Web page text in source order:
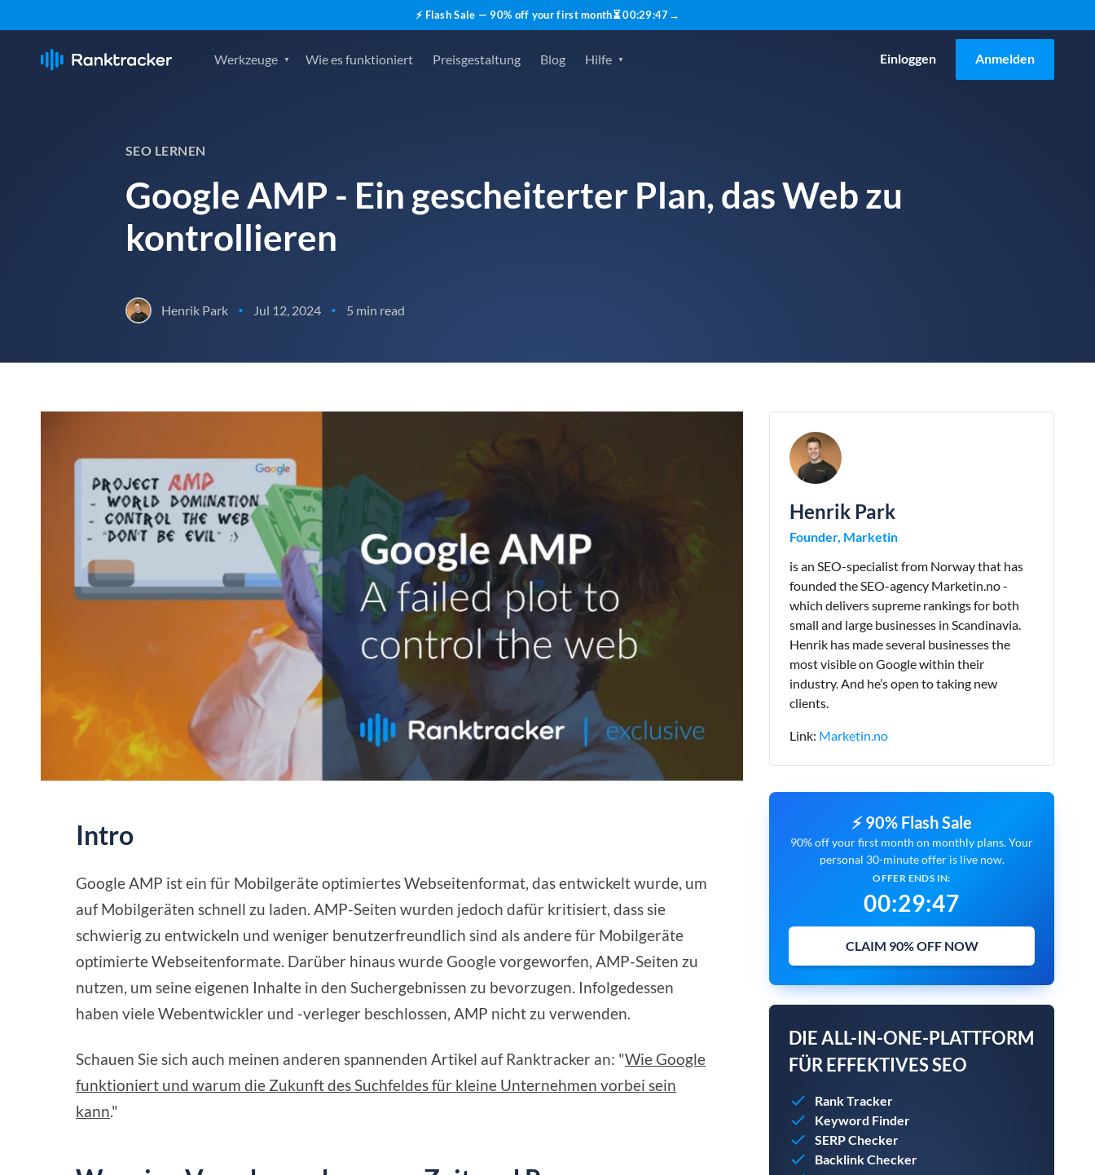
⚡ Flash Sale — 90% off your first month⏳00:29:46→
Werkzeuge Wie es funktioniert Preisgestaltung Blog Hilfe Einloggen Anmelden
SEO LERNEN
Google AMP - Ein gescheiterter Plan, das Web zu
kontrollieren
Henrik Park • Jul 12, 2024 • 5 min read
Intro
Google AMP ist ein für Mobilgeräte optimiertes Webseitenformat, das entwickelt wurde, um
auf Mobilgeräten schnell zu laden. AMP-Seiten wurden jedoch dafür kritisiert, dass sie
schwierig zu entwickeln und weniger benutzerfreundlich sind als andere für Mobilgeräte
optimierte Webseitenformate. Darüber hinaus wurde Google vorgeworfen, AMP-Seiten zu
nutzen, um seine eigenen Inhalte in den Suchergebnissen zu bevorzugen. Infolgedessen
haben viele Webentwickler und -verleger beschlossen, AMP nicht zu verwenden.
Schauen Sie sich auch meinen anderen spannenden Artikel auf Ranktracker an: "Wie Google
funktioniert und warum die Zukunft des Suchfeldes für kleine Unternehmen vorbei sein
kann."
Henrik Park
Founder, Marketin
is an SEO-specialist from Norway that has
founded the SEO-agency Marketin.no -
which delivers supreme rankings for both
small and large businesses in Scandinavia.
Henrik has made several businesses the
most visible on Google within their
industry. And he’s open to taking new
clients.
Link: Marketin.no
⚡ 90% Flash Sale
90% off your first month on monthly plans. Your
personal 30-minute offer is live now.
OFFER ENDS IN:
00:29:46
CLAIM 90% OFF NOW
DIE ALL-IN-ONE-PLATTFORM
FÜR EFFEKTIVES SEO
Rank Tracker
Keyword Finder
SERP Checker
Backlink Checker